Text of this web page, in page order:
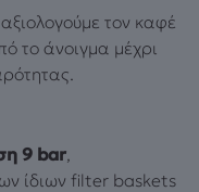
τον καφέ
το άνοιγμα μέχρι
9 bar
ίδιων filter baskets